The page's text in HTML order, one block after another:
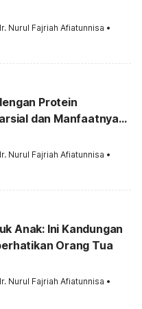
Nurul Fajriah Afiatunnisa •
Protein
dan Manfaatnya
Nurul Fajriah Afiatunnisa •
Anak: Ini Kandungan
Orang Tua
Nurul Fajriah Afiatunnisa •